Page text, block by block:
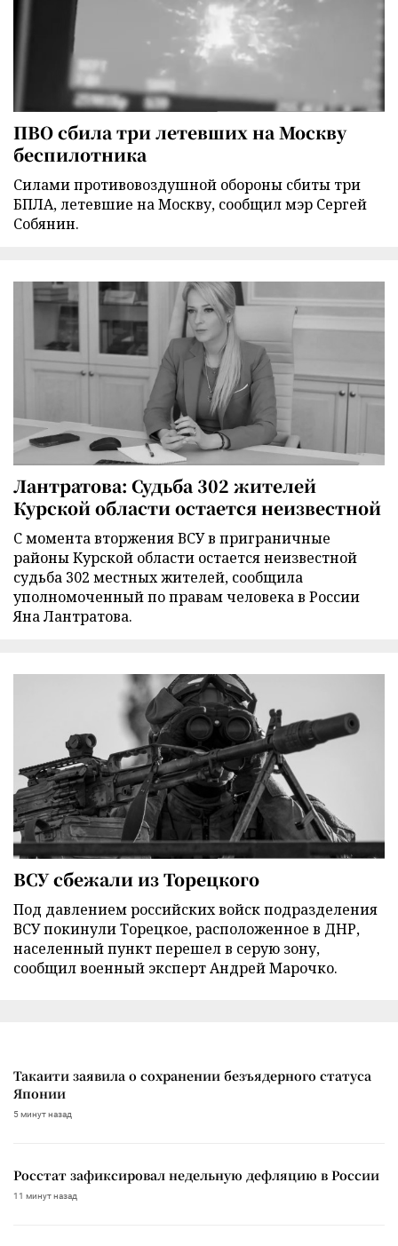
ПВО сбила три летевших на Москву
беспилотника
Силами противовоздушной обороны сбиты три
БПЛА, летевшие на Москву, сообщил мэр Сергей
Собянин.
Лантратова: Судьба 302 жителей
Курской области остается неизвестной
С момента вторжения ВСУ в приграничные
районы Курской области остается неизвестной
судьба 302 местных жителей, сообщила
уполномоченный по правам человека в России
Яна Лантратова.
ВСУ сбежали из Торецкого
Под давлением российских войск подразделения
ВСУ покинули Торецкое, расположенное в ДНР,
населенный пункт перешел в серую зону,
сообщил военный эксперт Андрей Марочко.
Такаити заявила о сохранении безъядерного статуса
Японии
5 минут назад
Росстат зафиксировал недельную дефляцию в России
11 минут назад